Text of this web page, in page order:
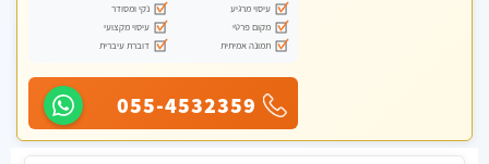
עיסוי מרגיע
נקי ומסודר
מקום פרטי
עיסוי מקצועי
תמונה אמיתית
דוברת עיברית
055-4532359